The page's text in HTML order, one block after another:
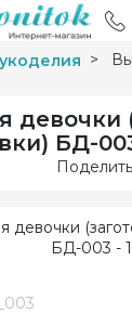
девочки
БД-